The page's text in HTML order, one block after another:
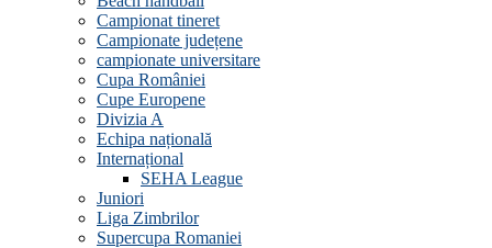
Campionat tineret
Campionate județene
campionate universitare
Cupa României
Cupe Europene
Divizia A
Echipa națională
Internațional
SEHA League
Juniori
Liga Zimbrilor
Supercupa Romaniei